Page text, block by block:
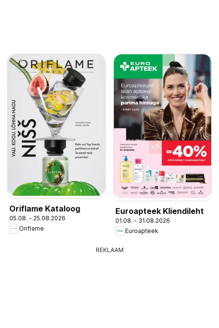
Oriflame Kataloog
05.08. - 25.08.2026
Oriflame
Euroapteek Kliendileht
01.08. - 31.08.2026
Euroapteek
REKLAAM